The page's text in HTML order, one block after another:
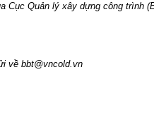
Cục Quản lý xây dựng công trình
về bbt@vncold.vn